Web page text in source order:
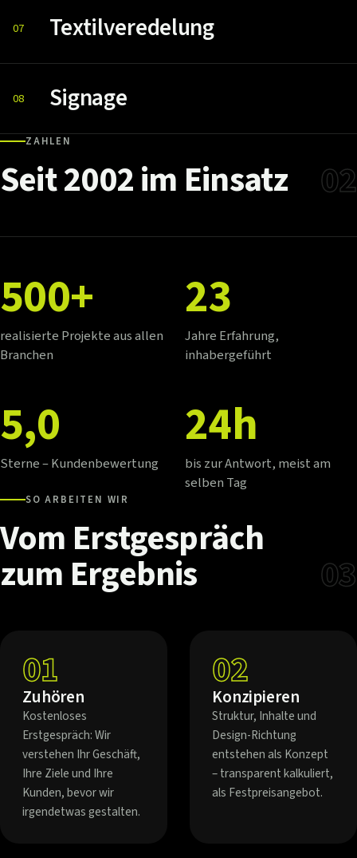
07 Textilveredelung
08 Signage
ZAHLEN
Seit2002im Einsatz 02
500+
realisierte Projekte aus allen
Branchen
23
Jahre Erfahrung,
inhabergeführt
5,0
Sterne – Kundenbewertung
24h
bis zur Antwort, meist am
selben Tag
SO ARBEITEN WIR
Vom Erstgespräch
zum Ergebnis
03
01
Zuhören
Kostenloses
Erstgespräch: Wir
verstehen Ihr Geschäft,
Ihre Ziele und Ihre
Kunden, bevor wir
irgendetwas gestalten.
02
Konzipieren
Struktur, Inhalte und
Design-Richtung
entstehen als Konzept
– transparent kalkuliert,
als Festpreisangebot.